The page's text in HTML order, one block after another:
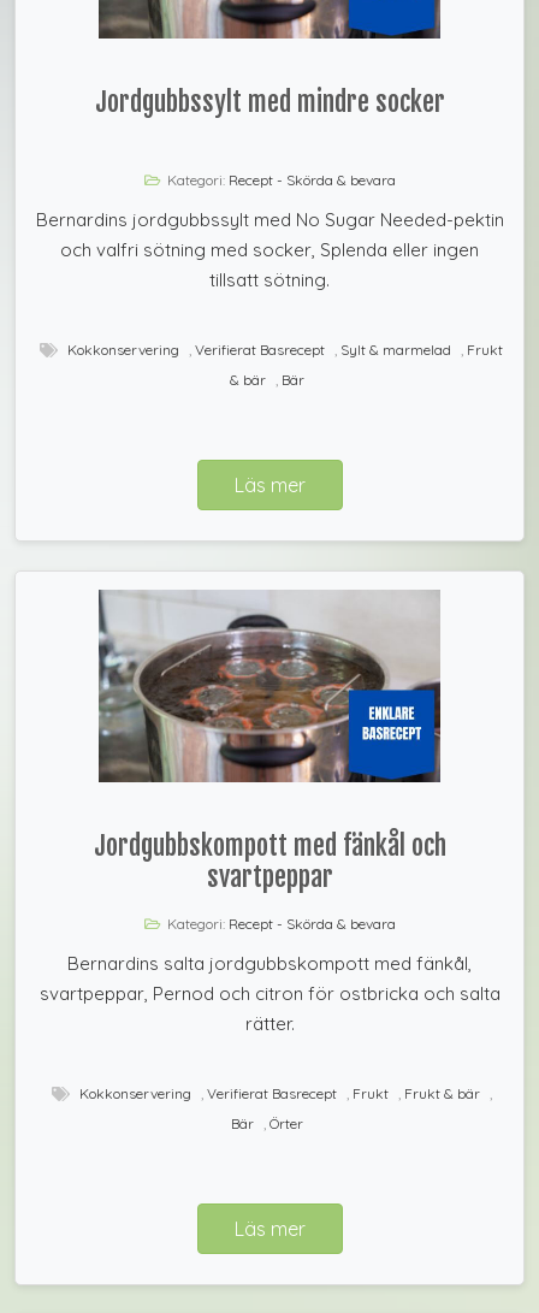
Jordgubbssylt med mindre socker
Kategori: Recept - Skörda & bevara
Bernardins jordgubbssylt med No Sugar Needed-pektin
och valfri sötning med socker, Splenda eller ingen
tillsatt sötning.
Läs mer
Kokkonservering , Verifierat Basrecept , Sylt & marmelad , Frukt
& bär , Bär
Jordgubbskompott med fänkål och
svartpeppar
Kategori: Recept - Skörda & bevara
Bernardins salta jordgubbskompott med fänkål,
svartpeppar, Pernod och citron för ostbricka och salta
rätter.
Läs mer
Kokkonservering , Verifierat Basrecept , Frukt , Frukt & bär ,
Bär , Örter